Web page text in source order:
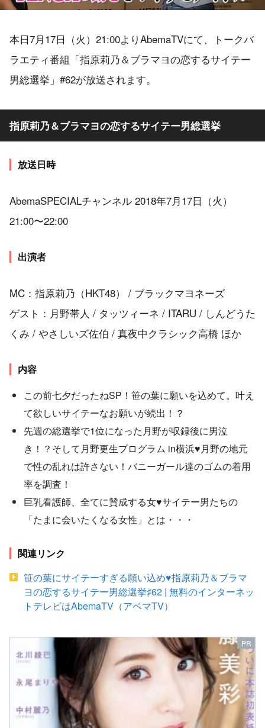
本日7月17日（火）21:00よりAbemaTVにて、トークバ
ラエティ番組「指原莉乃＆ブラマヨの恋するサイテー
男総選挙」#62が放送されます。
指原莉乃＆ブラマヨの恋するサイテー男総選挙
放送日時
AbemaSPECIALチャンネル 2018年7月17日（火）
21:00〜22:00
出演者
MC：指原莉乃（HKT48） / ブラックマヨネーズ
ゲスト：月野帯人 / タッツィーネ / ITARU / しんどうた
くみ / やさしいズ佐伯 / 真夜中クラシック高橋 ほか
内容
この前七夕だったねSP！笹の葉に願いを込めて。叶え
て欲しいサイテーなお願いが続出！？
先週の総選挙で1位になった月野が収録後に男泣
き！？そして月野更生プログラム in横浜♥月野の地元
で性の乱れは許さない！バニーガール達のゴムの着用
率を調査！
巨乳看護師、全てに賛成する女♥サイテー男たちの
「たまに会いたくなる女性」とは・・・
関連リンク
笹の葉にサイテーすぎる願い込め♥指原莉乃＆ブラマ
ヨの恋するサイテー男総選挙♯62 | 無料のインターネッ
トテレビはAbemaTV（アベマTV）